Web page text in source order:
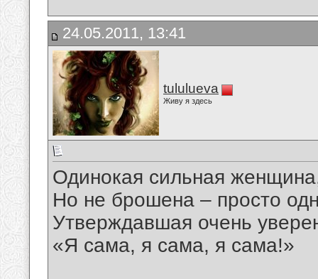
24.05.2011, 13:41
tululueva
Живу я здесь
Одинокая сильная
Но не брошена – просто
Утверждавшая очень
«Я сама, я сама, я сама!»